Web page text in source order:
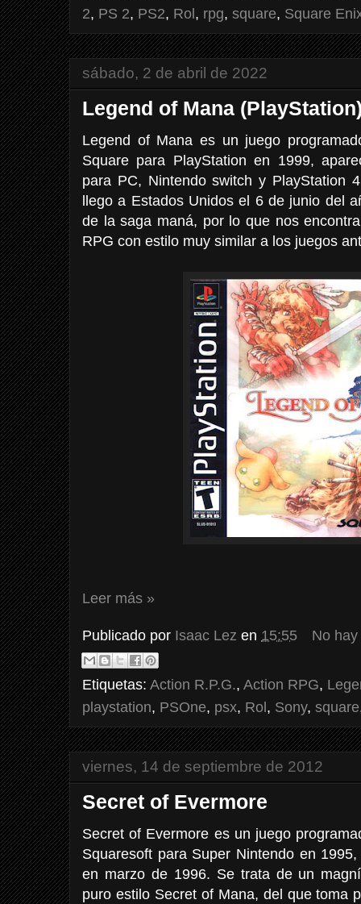
2, PS 2, PS2, Rol, rpg, square, Square
sábado, 2 de abril de 2022
Legend of Mana
Legend of Mana es un juego
Square para PlayStation en 1999,
para PC, Nintendo switch y PlayStation
llego a Estados Unidos el 6 de junio del
de la saga maná, por lo que nos
RPG con estilo muy similar a los juegos
Leer más »
Publicado por Isaac Lez en 15:55 No
Etiquetas: Action R.P.G., Action RPG,
playstation, PSOne, psx, Rol, Sony, square
viernes, 14 de septiembre de 2012
Secret of Evermore
Secret of Evermore es un juego
Squaresoft para Super Nintendo en
en marzo de 1996. Se trata de un
puro estilo Secret of Mana, del que toma